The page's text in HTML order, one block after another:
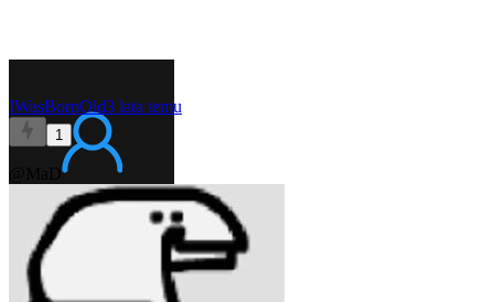
IWasBornOld3 lata temu
1